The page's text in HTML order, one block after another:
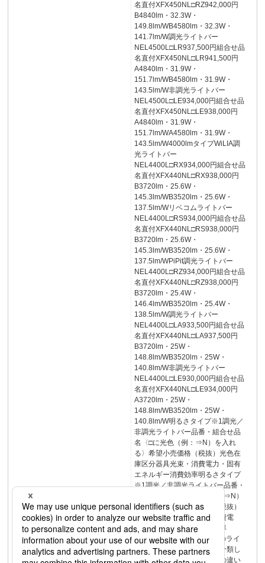
名直付XFX450NL□RZ942,000円
B4840lm・32.3W・
149.8lm/WB4580lm・32.3W・
141.7lm/W調光ライトバー
NEL4500L□LR937,500円組合せ品
名直付XFX450NL□LR941,500円
A4840lm・31.9W・
151.7lm/WB4580lm・31.9W・
143.5lm/W非調光ライトバー
NEL4500L□LE934,000円組合せ品
名直付XFX450NL□LE938,000円
A4840lm・31.9W・
151.7lm/WA4580lm・31.9W・
143.5lm/W4000lmタイプWiLIA調
光ライトバー
NEL4400L□RX934,000円組合せ品
名直付XFX440NL□RX938,000円
B3720lm・25.6W・
145.3lm/WB3520lm・25.6W・
137.5lm/Wリベコムライトバー
NEL4400L□RS934,000円組合せ品
名直付XFX440NL□RS938,000円
B3720lm・25.6W・
145.3lm/WB3520lm・25.6W・
137.5lm/WPiPit調光ライトバー
NEL4400L□RZ934,000円組合せ品
名直付XFX440NL□RZ938,000円
B3720lm・25.4W・
146.4lm/WB3520lm・25.4W・
138.5lm/W調光ライトバー
NEL4400L□LA933,500円組合せ品
名直付XFX440NL□LA937,500円
B3720lm・25W・
148.8lm/WB3520lm・25W・
140.8lm/W非調光ライトバー
NEL4400L□LE930,000円組合せ品
名直付XFX440NL□LE934,000円
A3720lm・25W・
148.8lm/WB3520lm・25W・
140.8lm/W明るさタイプ※1調光／
非調光ライトバー品番・組合せ品
名〈□に光色（例：⇒N）を入れ
る〉希望小売価格（税抜）光色在
庫区分器具光束・消費電力・固有
エネルギー消費効率明るさタイプ
※1調光／非調光ライトバー品番・
組合せ品名〈□に光色（例：⇒N）
を入れる〉希望小売価格（税抜）
光色在庫区分器具光束・消費電
力・固有エネルギー消費効率
Ra83Ra83Ra83※15000Kのライ
トバーを代表としてタイプ分類し
ております。色温度・光色の違い